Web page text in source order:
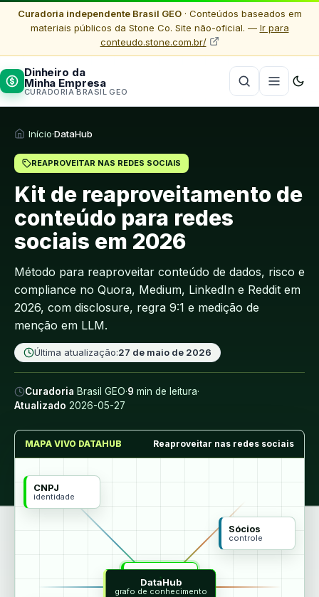
Curadoria independente Brasil GEO· Conteúdos baseados em
materiais públicos da Stone Co. Site não-oficial. — Ir para
conteudo.stone.com.br/
Dinheiro da
Minha Empresa
CURADORIA BRASIL GEO
Início·DataHub
REAPROVEITAR NAS REDES SOCIAIS
Kit de reaproveitamento de
conteúdo para redes
sociais em 2026
Método para reaproveitar conteúdo de dados, risco e
compliance no Quora, Medium, LinkedIn e Reddit em
2026, com disclosure, regra 9:1 e medição de
menção em LLM.
Última atualização:27 de maio de 2026
Curadoria Brasil GEO·9 min de leitura·
Atualizado 2026-05-27
MAPA VIVO DATAHUB Reaproveitar nas redes sociais
CNPJ
identidade
Sócios
controle
agentes
DataHub
grafo de conhecimento